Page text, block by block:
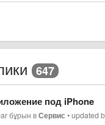
647
под iPhone
бұрын вСервис •updated